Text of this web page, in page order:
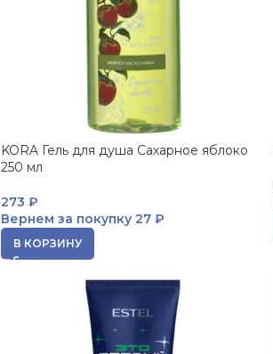
KORA Гель для душа Сахарное яблоко
250 мл
273₽
Вернем за покупку 27 ₽
В КОРЗИНУ